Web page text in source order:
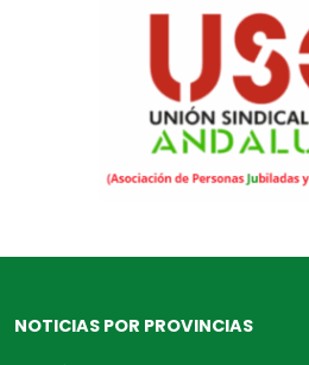
NOTICIAS POR PROVINCIAS